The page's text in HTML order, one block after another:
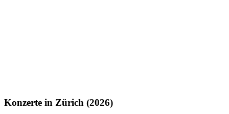
Konzerte in Zürich (2026)